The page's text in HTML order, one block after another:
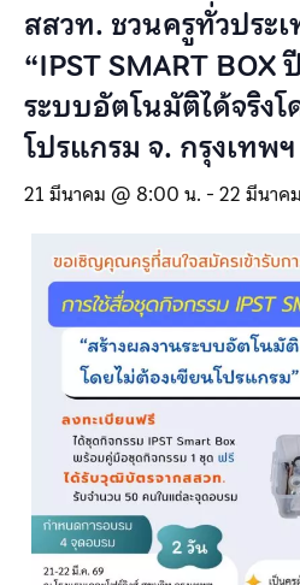
สสวท. ชวนครูทั่วประ
“IPST SMART BOX
ระบบอัตโนมัติได้จริง
โปรแกรม จ. กรุงเทพฯ
21 มีนาคม @ 8:00 น. -22 มีนาค